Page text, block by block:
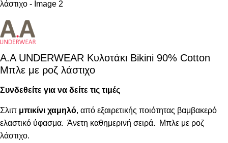
A.A UNDERWEAR Κυλοτάκι Bikini 90% Cotton
Μπλε με ροζ λάστιχο
Συνδεθείτε για να δείτε τις τιμές
Σλιπ μπικίνι χαμηλό, από εξαιρετικής ποιότητας βαμβακερό
ελαστικό ύφασμα. Άνετη καθημερινή σειρά. Μπλε με ροζ
λάστιχο.